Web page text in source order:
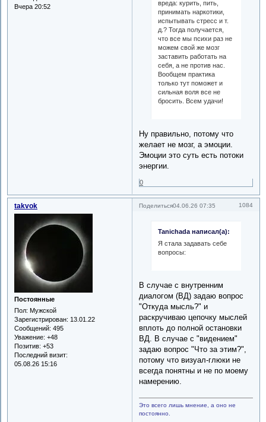
Вчера 20:52
вреда: курить, пить,
принимать наркотики,
испытывать стресс и т.
д.? Тогда получается,
что все мы психи раз не
можем свой же мозг
заставить работать на
себя, а не против нас.
Вообщем практика
только тут поможет и
сильная воля все не
бросить. Всем удачи!
Ну правильно, потому что
желает не мозг, а эмоции.
Эмоции это суть есть потоки
энергии.
0
Поделиться 1084
04.06.26 07:35
takvok
Постоянные
Пол: Мужской
Зарегистрирован: 13.01.22
Сообщений: 495
Уважение: +48
Позитив: +53
Последний визит:
05.08.26 15:16
Tanichada написал(а):
Я стала задавать себе
вопросы:
В случае с внутренним
диалогом (ВД) задаю вопрос
"Откуда мысль?" и
раскручиваю цепочку мыслей
вплоть до полной остановки
ВД. В случае с "видением"
задаю вопрос "Что за этим?",
потому что визуал-глюки не
всегда понятны и не по моему
намерению.
Это всего лишь мнение, а оно не
постоянно.